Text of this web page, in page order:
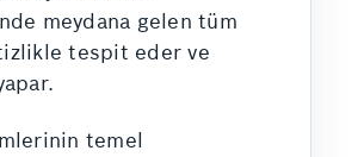
meydana gelen tüm
tespit eder ve
temel